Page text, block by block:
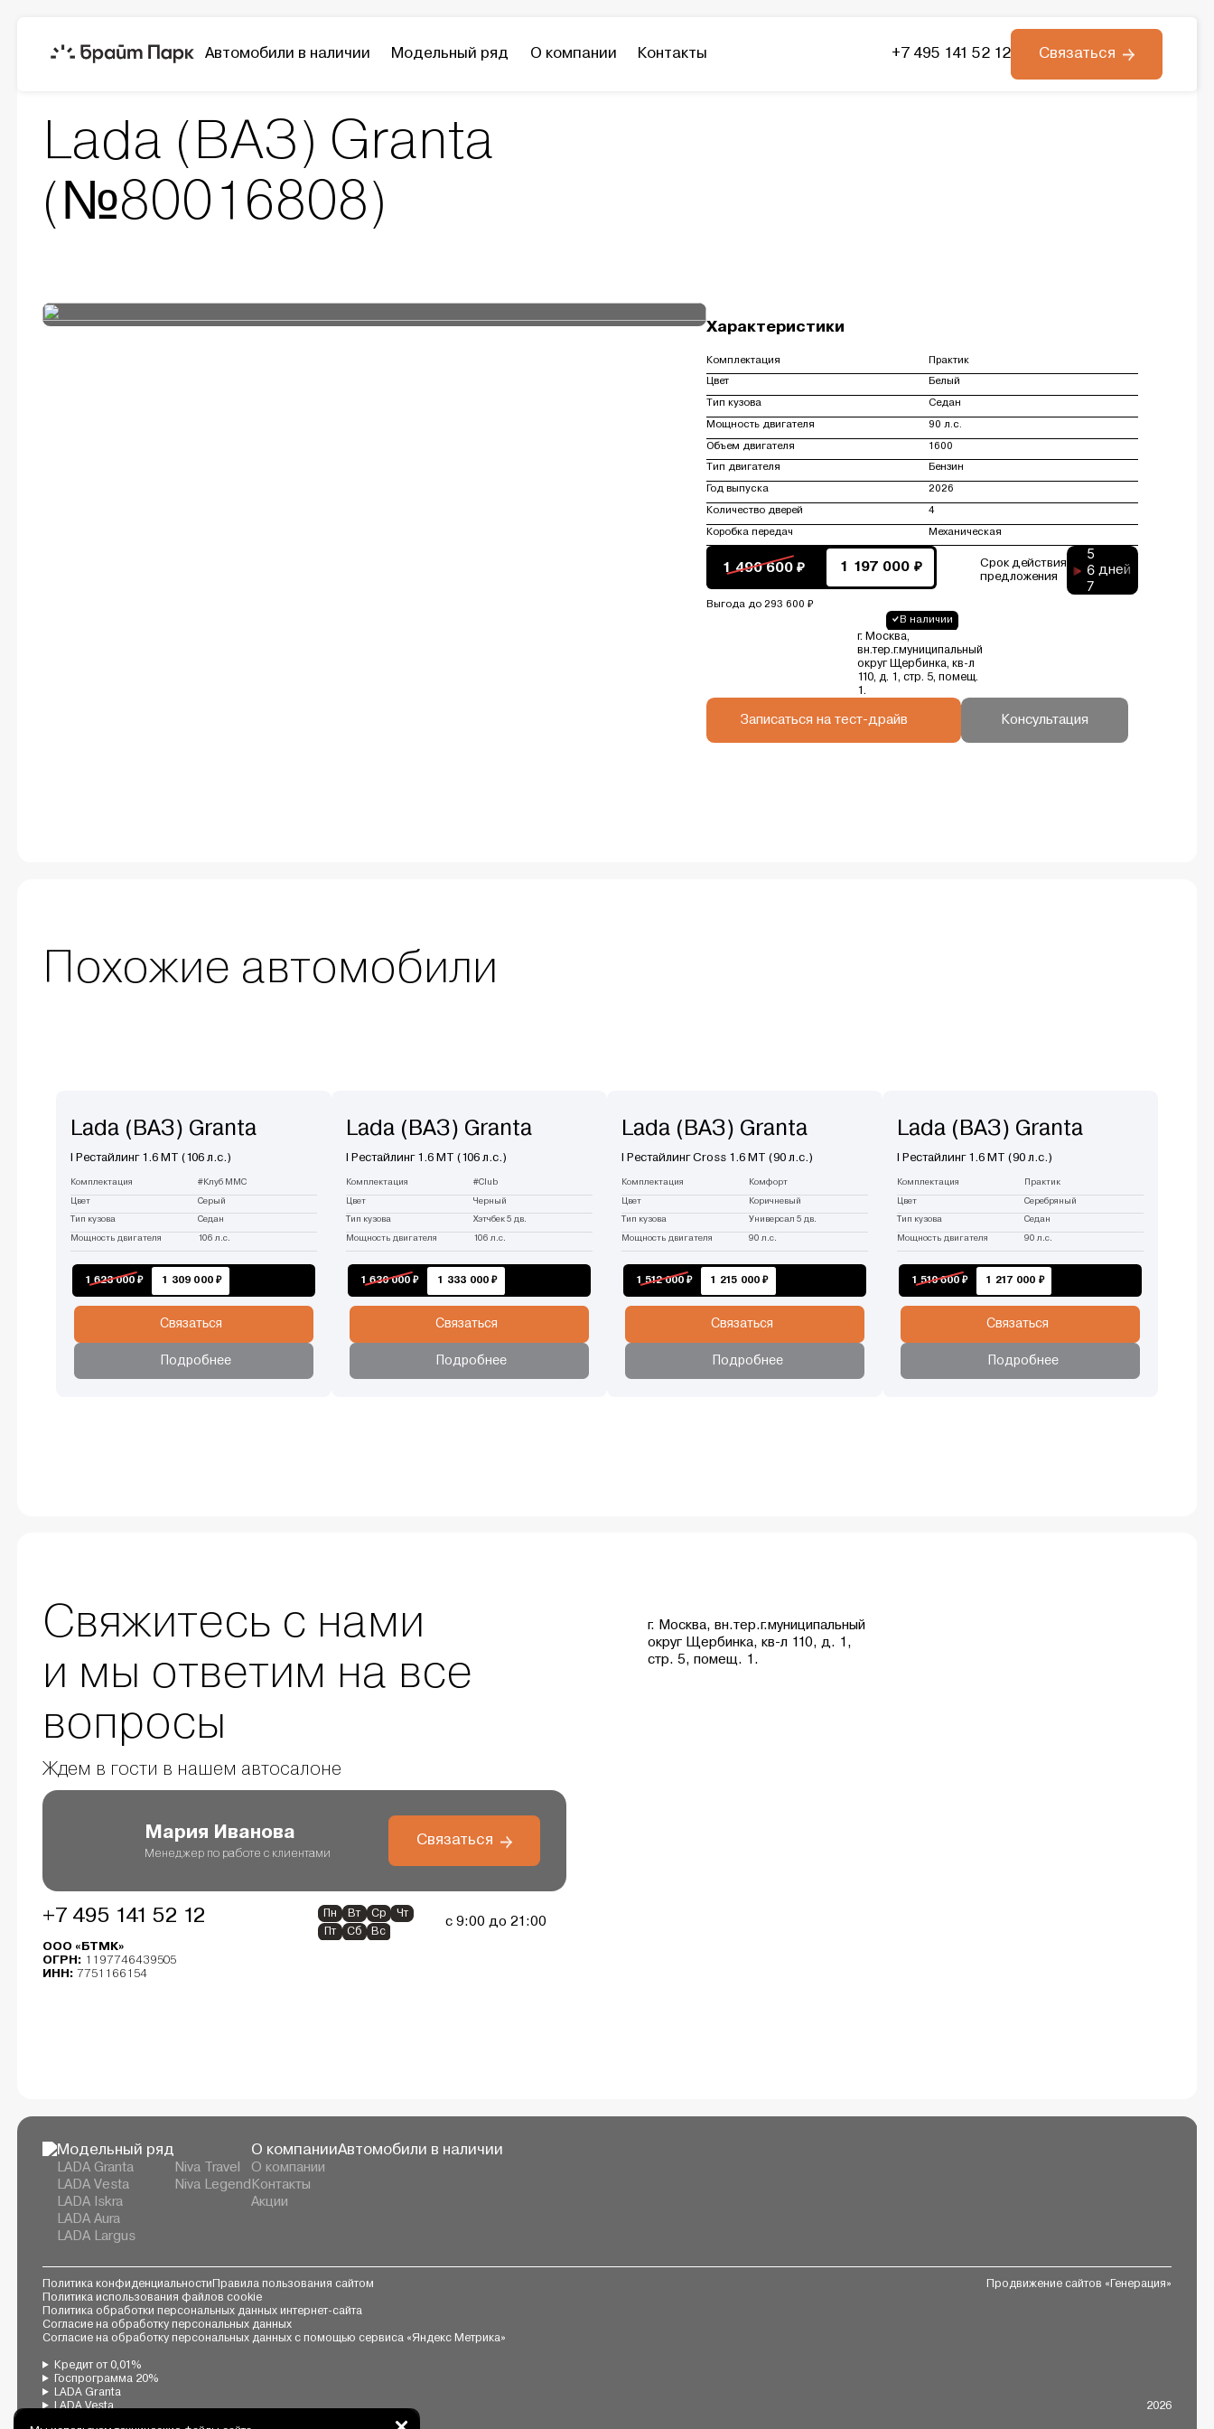
Автомобили в наличии Модельный ряд О компании Контакты +7 495 141 52 12 Связаться
Модельный ряд Granta Lada (ВАЗ) Granta
Lada (ВАЗ) Granta
(№80016808)
Характеристики
Комплектация Практик
Цвет Белый
Тип кузова Седан
Мощность двигателя 90 л.с.
Объем двигателя 1600
Тип двигателя Бензин
Год выпуска 2026
Количество дверей 4
Коробка передач Механическая
1 490 600 ₽ 1 197 000 ₽
Выгода до 293 600 ₽
Срок действия
предложения
7
6
5
дней
В наличии
г. Москва,
вн.тер.г.муниципальный
округ Щербинка, кв-л
110, д. 1, стр. 5, помещ.
1.
Записаться на тест-драйв Консультация
Похожие автомобили
Lada (ВАЗ) Granta
I Рестайлинг 1.6 MT (106 л.с.)
Комплектация #Клуб ММС
Цвет Серый
Тип кузова Седан
Мощность двигателя 106 л.с.
1 623 000 ₽ 1 309 000 ₽
Связаться
Подробнее
Lada (ВАЗ) Granta
I Рестайлинг 1.6 MT (106 л.с.)
Комплектация #Club
Цвет Черный
Тип кузова Хэтчбек 5 дв.
Мощность двигателя 106 л.с.
1 630 000 ₽ 1 333 000 ₽
Связаться
Подробнее
Lada (ВАЗ) Granta
I Рестайлинг Cross 1.6 MT (90 л.с.)
Комплектация Комфорт
Цвет Коричневый
Тип кузова Универсал 5 дв.
Мощность двигателя 90 л.с.
1 512 000 ₽ 1 215 000 ₽
Связаться
Подробнее
Lada (ВАЗ) Granta
I Рестайлинг 1.6 MT (90 л.с.)
Комплектация Практик
Цвет Серебряный
Тип кузова Седан
Мощность двигателя 90 л.с.
1 510 600 ₽ 1 217 000 ₽
Связаться
Подробнее
Свяжитесь с нами
и мы ответим на все
вопросы
Ждем в гости в нашем автосалоне
Мария Иванова
Менеджер по работе с клиентами
Связаться
+7 495 141 52 12 Пн Вт Ср
Чт
Пт
Сб Вс
с 9:00 до 21:00
ООО «БТМК»
ОГРН: 1197746439505
ИНН: 7751166154
г. Москва, вн.тер.г.муниципальный
округ Щербинка, кв-л 110, д. 1,
стр. 5, помещ. 1.
Модельный ряд
LADA Granta
LADA Vesta
LADA Iskra
LADA Aura
LADA Largus
Niva Travel
Niva Legend
О компании
О компании
Контакты
Акции
Автомобили в наличии
Политика конфиденциальности Правила пользования сайтом
Продвижение сайтов «Генерация»
Политика использования файлов cookie
Политика обработки персональных данных интернет-сайта
Согласие на обработку персональных данных
Согласие на обработку персональных данных с помощью сервиса «Яндекс Метрика»
Кредит от 0,01%
Госпрограмма 20%
LADA Granta
LADA Vesta
2026